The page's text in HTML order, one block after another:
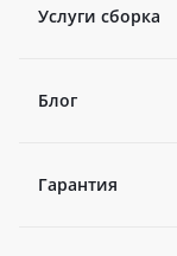
Услуги сборка
Блог
Гарантия